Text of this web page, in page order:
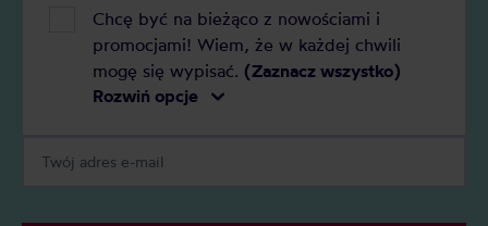
Chcę być na bieżąco z nowościami i
promocjami! Wiem, że w każdej chwili
mogę się wypisać. (Zaznacz wszystko)
Rozwiń opcje